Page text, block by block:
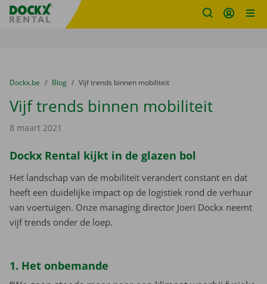
Fratello DEMO
U bevindt zich hier:
van
Dockx.be naar
Blog naar
Vijf trends binnen mobiliteit
Vijf trends binnen mobiliteit
8 maart 2021
Dockx Rental kijkt in de glazen bol
Het landschap van de mobiliteit verandert constant en dat
heeft een duidelijke impact op de logistiek rond de verhuur
van voertuigen. Onze managing director Joeri Dockx neemt
vijf trends onder de loep.
1. Het onbemande